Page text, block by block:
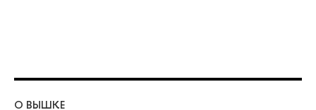
О ВЫШКЕ